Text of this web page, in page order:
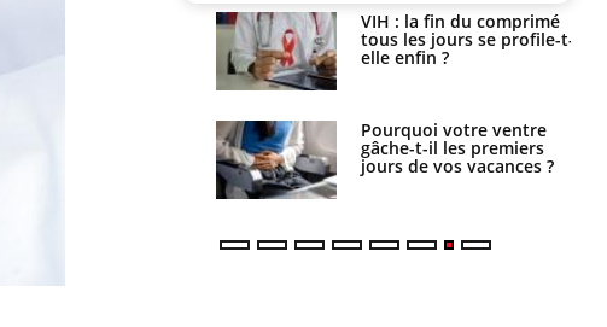
VIH : la fin du comprimé
tous les jours se profile-t-
elle enfin ?
Pourquoi votre ventre
gâche-t-il les premiers
jours de vos vacances ?